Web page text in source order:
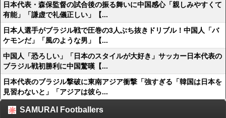
日本代表・森保監督の試合後の振る舞いに中国感心「親しみやすくて
有能」「謙虚で礼儀正しい」【...
日本人選手がブラジル戦で圧巻の3人ぶち抜きドリブル！中国人「バ
ケモンだ」「風のような男」【...
中国人「恐ろしい」「日本のスタイルが大好き」サッカー日本代表の
ブラジル戦初勝利に中国驚嘆【...
日本代表のブラジル撃破に東南アジア衝撃「強すぎる「韓国は日本を
見習わないと」「アジアは彼ら...
SAMURAI Footballers